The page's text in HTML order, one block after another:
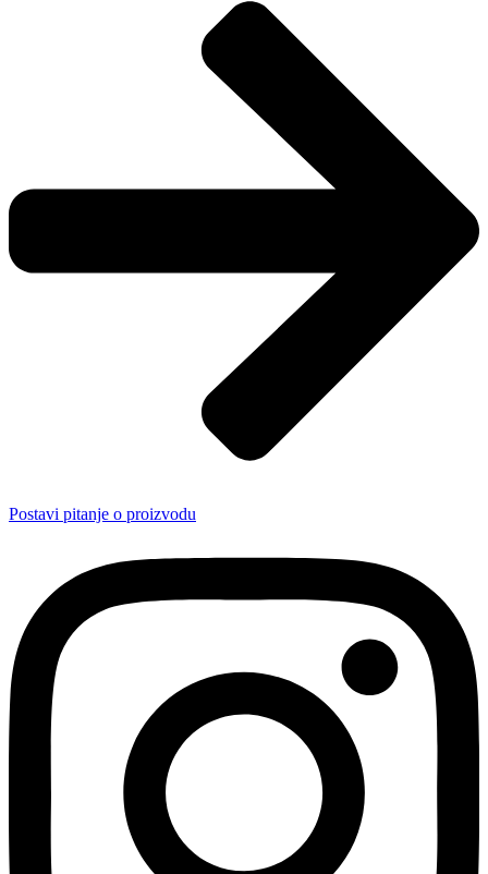
Postavi pitanje o proizvodu